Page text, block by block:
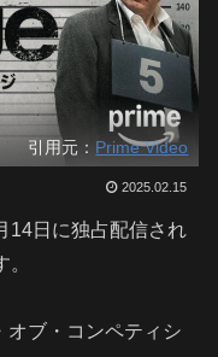
引用元： Prime Video
2025.02.15
14日に独占配信され
オブ・コンペティシ